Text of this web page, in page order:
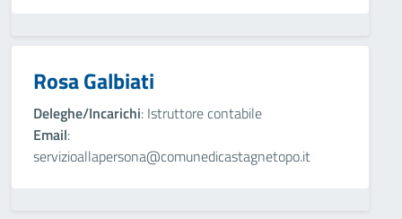
Rosa Galbiati
Deleghe/Incarichi: Istruttore contabile
Email:
servizioallapersona@comunedicastagnetopo.it